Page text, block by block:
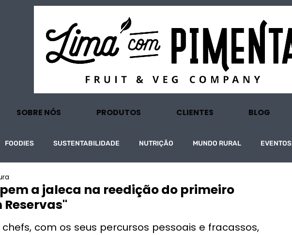
SOBRE NÓS PRODUTOS CLIENTES BLOG
FOODIES SUSTENTABILIDADE NUTRIÇÃO MUNDO RURAL EVENTOS
a jaleca na reedição do primeiro
Reservas"
com os seus percursos pessoais e fracassos,